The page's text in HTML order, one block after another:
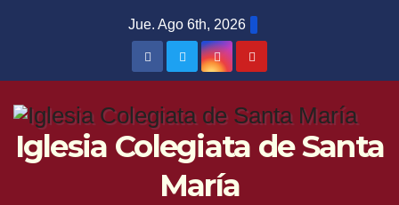
Jue. Ago 6th, 2026
Iglesia Colegiata de Santa
María